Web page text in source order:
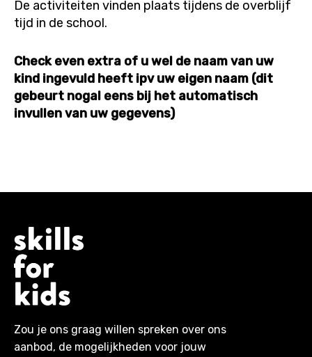
De activiteiten vinden plaats tijdens de overblijf
tijd in de school.
Check even extra of u wel de naam van uw
kind ingevuld heeft ipv uw eigen naam (dit
gebeurt nogal eens bij het automatisch
invullen van uw gegevens)
Zou je ons graag willen spreken over ons
aanbod, de mogelijkheden voor jouw